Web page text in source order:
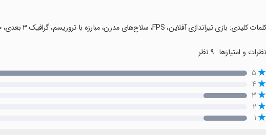
‏کلمات کلیدی: بازی تیراندازی آفلاین، FPS، سلاح‌های مدرن، مبارزه با تروریسم، گرافیک ۳ بعدی، چالش‌های تیراندازی، حالت‌های مختلف.
نظرات و امتیازها
۵
۴
۳
۲
۱